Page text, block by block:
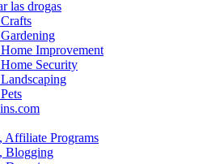
las drogas
Improvement
Security
Affiliate Programs
Blogging